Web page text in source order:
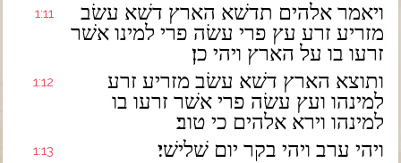
1:11
ויאמר אלהים תדשׁא הארץ דשׁא עשׂב
מזריע זרע עץ פרי עשׂה פרי למינו אשׁר
זרעו בו על הארץ ויהי כן׃
1:12
ותוצא הארץ דשׁא עשׂב מזריע זרע
למינהו ועץ עשׂה פרי אשׁר זרעו בו
למינהו וירא אלהים כי טוב׃
1:13 ויהי ערב ויהי בקר יום שׁלישׁי׃